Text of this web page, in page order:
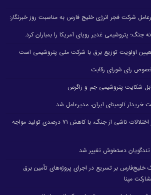
شرکت فجر انرژی خلیج فارس به مناسبت روز خبرنگار:
جنگ؛ پتروشیمی غدیر رویای آمریکا را بمباران کرد.
اولویت توزیع برق با شرکت ملی پتروشیمی است
رای شورای رقابت
شکایت پتروشیمی جم و زاگرس
آلومینای ایران، مدیرعامل شد
پتروشیمی اروند پس از اختلالات ناشی از جنگ، با کاهش ۷۱ درصدی تولید مواجه
دستخوش تغییر شد
خلیج‌فارس بر تسریع در اجرای پروژه‌های تأمین برق
مپنا